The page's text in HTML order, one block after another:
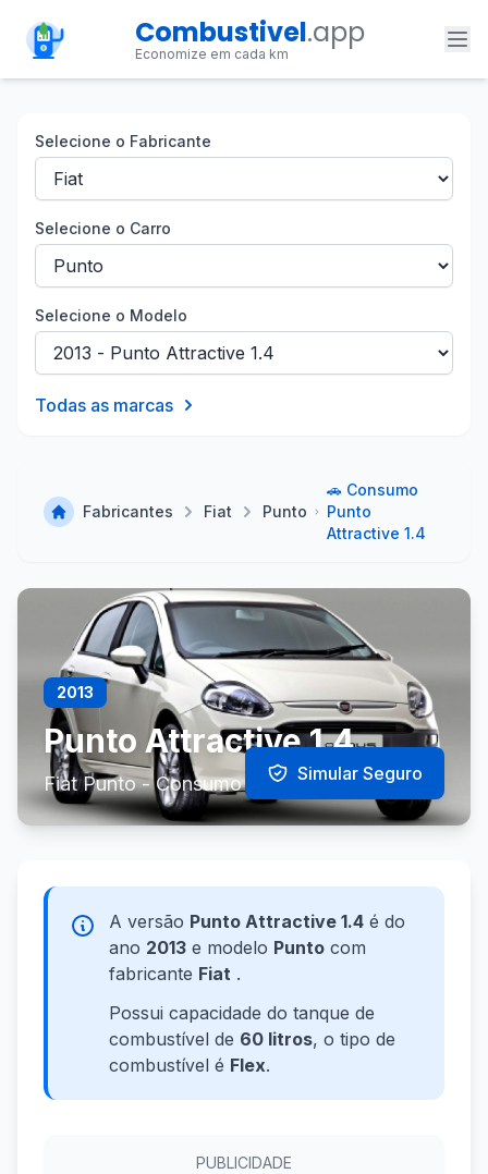
Combustivel.app
Economize em cada km
Selecione o Fabricante
Selecione o Carro
Selecione o Modelo
Todas as marcas
Fabricantes Fiat Punto
🚗 Consumo
Punto
Attractive 1.4
2013
Punto Attractive 1.4
Fiat Punto - Consumo e Especificações
Simular Seguro
A versão Punto Attractive 1.4 é do
ano 2013 e modelo Punto com
fabricante Fiat .
Possui capacidade do tanque de
combustível de 60 litros, o tipo de
combustível é Flex.
PUBLICIDADE